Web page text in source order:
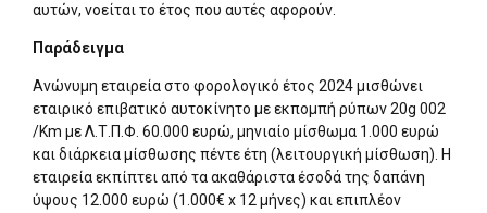
αυτών, νοείται το έτος που αυτές αφορούν.
Παράδειγμα
Ανώνυμη εταιρεία στο φορολογικό έτος 2024 μισθώνει
εταιρικό επιβατικό αυτοκίνητο με εκπομπή ρύπων 20g 002
/Km με Λ.Τ.Π.Φ. 60.000 ευρώ, μηνιαίο μίσθωμα 1.000 ευρώ
και διάρκεια μίσθωσης πέντε έτη (λειτουργική μίσθωση). Η
εταιρεία εκπίπτει από τα ακαθάριστα έσοδά της δαπάνη
ύψους 12.000 ευρώ (1.000€ x 12 μήνες) και επιπλέον